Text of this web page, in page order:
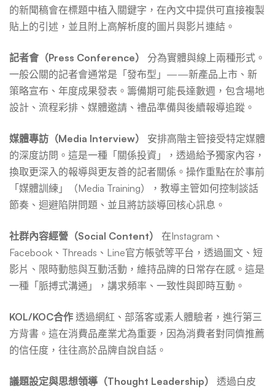
的新聞稿會在標題中植入關鍵字，在內文中提供可直接複製
貼上的引述，並且附上高解析度的圖片與影片連結。
記者會（Press Conference）
分為實體與線上兩種形式。
一般公關的記者會通常是「發布型」——新產品上市、新
策略宣布、年度成果發表。籌備期可能長達數週，包含場地
設計、流程彩排、媒體邀請、禮品準備與後續報導追蹤。
媒體專訪（Media Interview）
安排高階主管接受特定媒體
的深度訪問。這是一種「關係投資」，透過給予獨家內容，
換取更深入的報導與更友善的記者關係。操作重點在於事前
「媒體訓練」（Media Training），教導主管如何控制談話
節奏、迴避陷阱問題、並且將訪談導回核心訊息。
社群內容經營（Social Content）
在Instagram、
Facebook、Threads、Line官方帳號等平台，透過圖文、短
影片、限時動態與互動活動，維持品牌的日常存在感。這是
一種「脈搏式溝通」，講求頻率、一致性與即時互動。
KOL/KOC合作 透過網紅、部落客或素人體驗者，進行第三
方背書。這在消費品產業尤為重要，因為消費者對同儕推薦
的信任度，往往高於品牌自說自話。
議題設定與思想領導（Thought Leadership）
透過白皮